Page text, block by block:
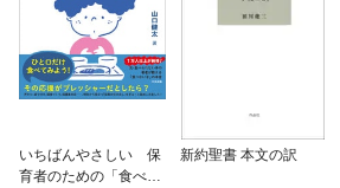
いちばんやさしい 保
育者のための「食べな
新約聖書 本文の訳